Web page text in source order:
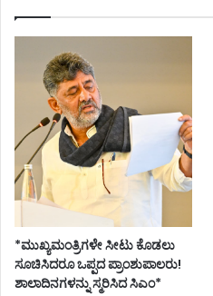
*ಮುಖ್ಯಮಂತ್ರಿಗಳೇ ಸೀಟು ಕೊಡಲು
ಸೂಚಿಸಿದರೂ ಒಪ್ಪದ ಪ್ರಾಂಶುಪಾಲರು!
ಶಾಲಾದಿನಗಳನ್ನು ಸ್ಮರಿಸಿದ ಸಿಎಂ*